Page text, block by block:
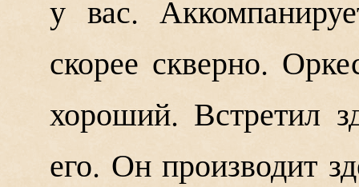
у вас.
скорее скверно.
хороший. Встретил
его. Он производит